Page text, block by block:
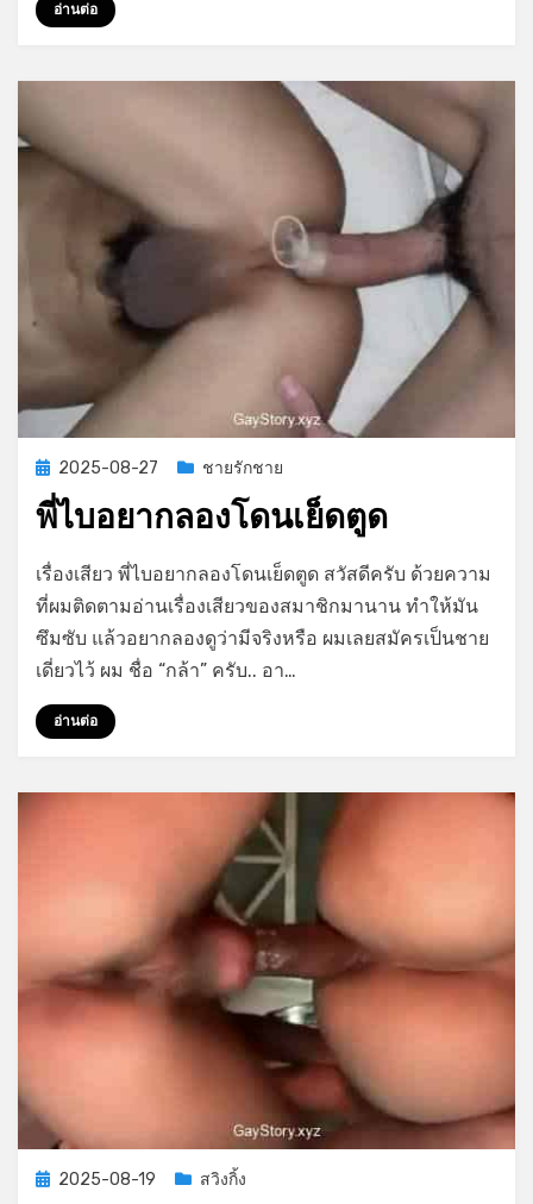
อ่านต่อ
Posted
on
2025-08-27 ชายรักชาย
พี่ไบอยากลองโดนเย็ดตูด
GayStory
Leave a comment
ไบ
อยาก
ลอง
เรื่องเสียว พี่ไบอยากลองโดนเย็ดตูด สวัสดีครับ ด้วยความ
ที่ผมติดตามอ่านเรื่องเสียวของสมาชิกมานาน ทำให้มัน
ซึมซับ แล้วอยากลองดูว่ามีจริงหรือ ผมเลยสมัครเป็นชาย
เดี่ยวไว้ ผม ชื่อ “กล้า” ครับ.. อา…
อ่านต่อ
Posted
2025-08-19 สวิงกิ้ง